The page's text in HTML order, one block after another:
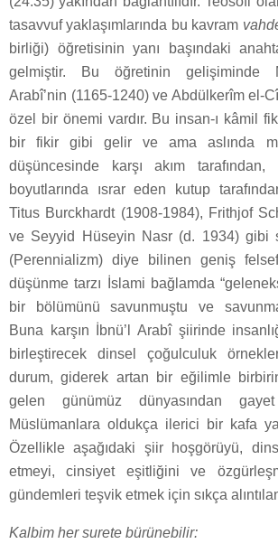
tasavvuf yaklaşımlarında bu kavram
birliği) öğretisinin yanı başındaki
gelmiştir. Bu öğretinin gelişiminde
Arabî’nin (1165-1240) ve Abdülkerîm el-
özel bir önemi vardır. Bu insan-ı kâmil
bir fikir gibi gelir ve ama aslında
düşüncesinde karşı akım tarafından,
boyutlarında ısrar eden kutup
Titus Burckhardt (1908-1984), Frithjof
ve Seyyid Hüseyin Nasr (d. 1934) gibi
(Perennializm) diye bilinen geniş
düşünme tarzı İslami bağlamda
bir bölümünü savunmuştu ve
Buna karşın İbnü’l Arabî şiirinde
birleştirecek dinsel çoğulculuk
durum, giderek artan bir eğilimle
gelen günümüz dünyasından
Müslümanlara oldukça ilerici bir kafa
Özellikle aşağıdaki şiir hoşgörüyü,
etmeyi, cinsiyet eşitliğini ve
gündemleri teşvik etmek için sıkça
Kalbim her surete bürünebilir: